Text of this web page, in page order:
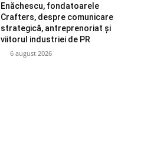
Enăchescu, fondatoarele
Crafters, despre comunicare
strategică, antreprenoriat și
viitorul industriei de PR
6 august 2026